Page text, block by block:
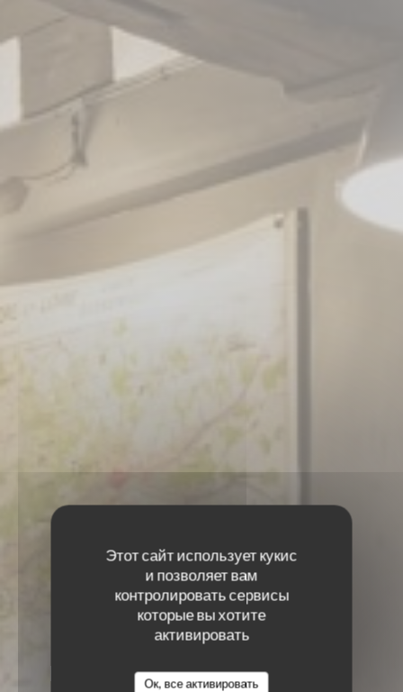
Этот сайт использует кукис
и позволяет вам
контролировать сервисы
которые вы хотите
активировать
Ок, все активировать
LA PLUME BLANCHE